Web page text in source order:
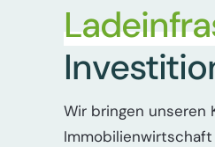
Wir bringen unseren